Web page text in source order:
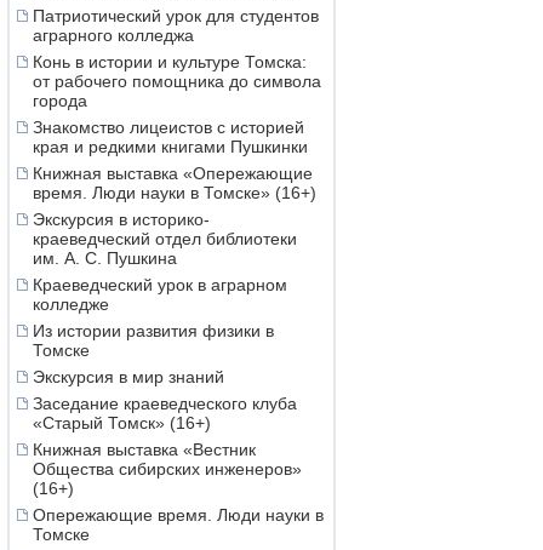
Патриотический урок для студентов
аграрного колледжа
Конь в истории и культуре Томска:
от рабочего помощника до символа
города
Знакомство лицеистов с историей
края и редкими книгами Пушкинки
Книжная выставка «Опережающие
время. Люди науки в Томске» (16+)
Экскурсия в историко-
краеведческий отдел библиотеки
им. А. С. Пушкина
Краеведческий урок в аграрном
колледже
Из истории развития физики в
Томске
Экскурсия в мир знаний
Заседание краеведческого клуба
«Старый Томск» (16+)
Книжная выставка «Вестник
Общества сибирских инженеров»
(16+)
Опережающие время. Люди науки в
Томске